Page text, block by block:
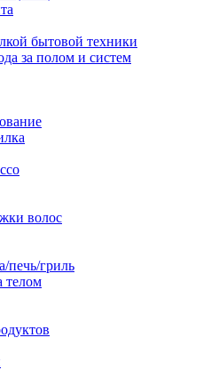
бытовой техники
за полом и систем
волос
печь/гриль
телом